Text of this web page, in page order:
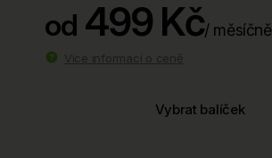
od 499 Kč/ měsíčně
Vybrat balíček